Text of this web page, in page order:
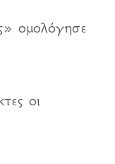
ομολόγησε
οι